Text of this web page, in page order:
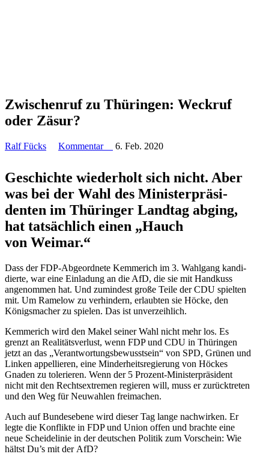
Zwischenruf zu Thüringen: Weckruf
oder Zäsur?
Ralf Fücks Kommentar 6. Feb. 2020
Geschichte wiederholt sich nicht. Aber
was bei der Wahl des Minis­ter­prä­si­
denten im Thüringer Landtag abging,
hat tatsächlich einen „Hauch
von Weimar.“
Dass der FDP-Abgeordnete Kemmerich im 3. Wahlgang kandi­
dierte, war eine Einladung an die AfD, die sie mit Handkuss
angenommen hat. Und zumindest große Teile der CDU spielten
mit. Um Ramelow zu verhindern, erlaubten sie Höcke, den
Königs­macher zu spielen. Das ist unverzeihlich.
Kemmerich wird den Makel seiner Wahl nicht mehr los. Es
grenzt an Reali­täts­verlust, wenn FDP und CDU in Thüringen
jetzt an das „Verant­wor­tungs­be­wusstsein“ von SPD, Grünen und
Linken appel­lieren, eine Minder­heits­re­gierung von Höckes
Gnaden zu tolerieren. Wenn der 5 Prozent-Minis­ter­prä­sident
nicht mit den Rechts­extremen regieren will, muss er zurück­treten
und den Weg für Neuwahlen freimachen.
Auch auf Bundes­ebene wird dieser Tag lange nachwirken. Er
legte die Konflikte in FDP und Union offen und brachte eine
neue Schei­de­linie in der deutschen Politik zum Vorschein: Wie
hältst Du’s mit der AfD?